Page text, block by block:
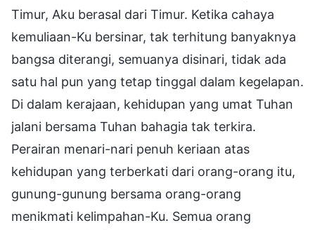
Timur, Aku berasal dari Timur. Ketika cahaya
kemuliaan-Ku bersinar, tak terhitung banyaknya
bangsa diterangi, semuanya disinari, tidak ada
satu hal pun yang tetap tinggal dalam kegelapan.
Di dalam kerajaan, kehidupan yang umat Tuhan
jalani bersama Tuhan bahagia tak terkira.
Perairan menari-nari penuh keriaan atas
kehidupan yang terberkati dari orang-orang itu,
gunung-gunung bersama orang-orang
menikmati kelimpahan-Ku. Semua orang